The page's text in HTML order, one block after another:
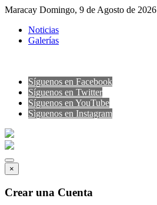
Maracay Domingo, 9 de Agosto de 2026
Noticias
Galerías
Síguenos en Facebook
Síguenos en Twitter
Síguenos en YouTube
Sìguenos en Instagram
×
Crear una Cuenta